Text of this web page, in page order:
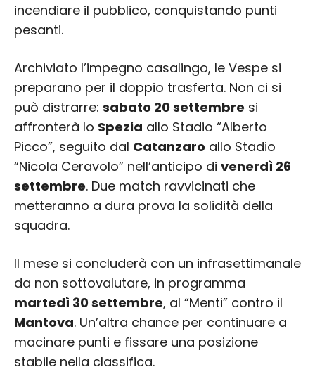
incendiare il pubblico, conquistando punti
pesanti.
Archiviato l’impegno casalingo, le Vespe si
preparano per il doppio trasferta. Non ci si
può distrarre: sabato 20 settembre si
affronterà lo Spezia allo Stadio “Alberto
Picco”, seguito dal Catanzaro allo Stadio
“Nicola Ceravolo” nell’anticipo di venerdì 26
settembre. Due match ravvicinati che
metteranno a dura prova la solidità della
squadra.
Il mese si concluderà con un infrasettimanale
da non sottovalutare, in programma
martedì 30 settembre, al “Menti” contro il
Mantova. Un’altra chance per continuare a
macinare punti e fissare una posizione
stabile nella classifica.